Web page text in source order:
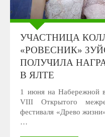
УЧАСТНИЦА
«РОВЕСНИК»
ПОЛУЧИЛА
В ЯЛТЕ
1 июня на Набережной в
VIII Открытого
фестиваля «Древо
…